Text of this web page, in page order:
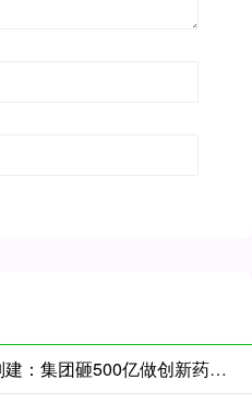
配配网官网 广药战略科学家刘建：集团砸500亿做创新药，胜算几何？